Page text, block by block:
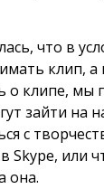
что в
клип, а
о клипе, мы
зайти на
с
Skype, или
она.